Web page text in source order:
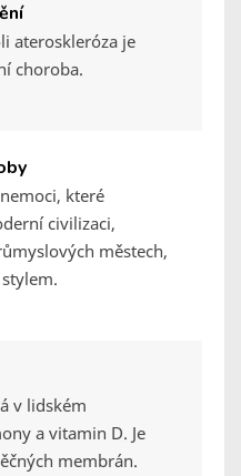
ateroskleróza je
choroba.
které
civilizaci,
městech,
v lidském
a vitamin D. Je
membrán.